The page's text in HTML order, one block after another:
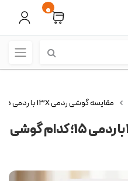
0
مقایسه گوشی ردمی 13X با ردمی 15؛ کدام گوشی ارزش خرید بیشتری دارد؟
مقایسه گوشی ردمی 13X با ردمی 15؛ کدام گوشی